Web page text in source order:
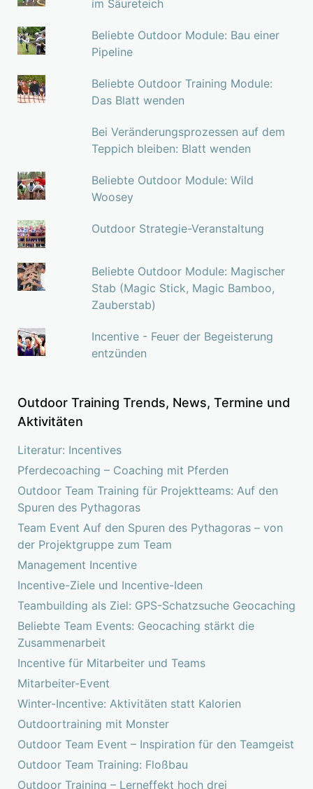
im Säureteich
Beliebte Outdoor Module: Bau einer
Pipeline
Beliebte Outdoor Training Module:
Das Blatt wenden
Bei Veränderungsprozessen auf dem
Teppich bleiben: Blatt wenden
Beliebte Outdoor Module: Wild
Woosey
Outdoor Strategie-Veranstaltung
Beliebte Outdoor Module: Magischer
Stab (Magic Stick, Magic Bamboo,
Zauberstab)
Incentive - Feuer der Begeisterung
entzünden
Outdoor Training Trends, News, Termine und
Aktivitäten
Literatur: Incentives
Pferdecoaching – Coaching mit Pferden
Outdoor Team Training für Projektteams: Auf den
Spuren des Pythagoras
Team Event Auf den Spuren des Pythagoras – von
der Projektgruppe zum Team
Management Incentive
Incentive-Ziele und Incentive-Ideen
Teambuilding als Ziel: GPS-Schatzsuche Geocaching
Beliebte Team Events: Geocaching stärkt die
Zusammenarbeit
Incentive für Mitarbeiter und Teams
Mitarbeiter-Event
Winter-Incentive: Aktivitäten statt Kalorien
Outdoortraining mit Monster
Outdoor Team Event – Inspiration für den Teamgeist
Outdoor Team Training: Floßbau
Outdoor Training – Lerneffekt hoch drei